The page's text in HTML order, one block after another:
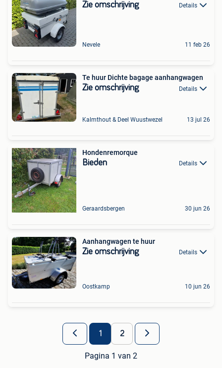
Zie omschrijving Details
Nevele 11 feb 26
Te huur Dichte bagage aanhangwagen
Zie omschrijving Details
Kalmthout & Deel Wuustwezel 13 jul 26
Hondenremorque
Bieden Details
Geraardsbergen 30 jun 26
Aanhangwagen te huur
Zie omschrijving Details
Oostkamp 10 jun 26
1 2
Pagina 1 van 2